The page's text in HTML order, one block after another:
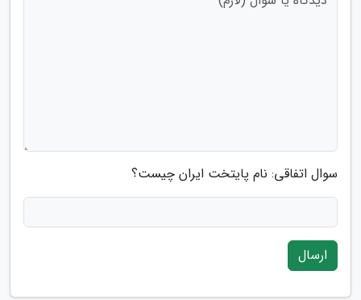
سوال اتفاقی: نام پایتخت ایران چیست؟
ارسال